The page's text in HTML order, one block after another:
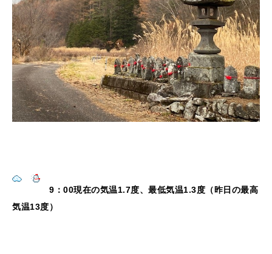
9：00現在の気温1.7度、最低気温1.3度（昨日の最高
気温13度）